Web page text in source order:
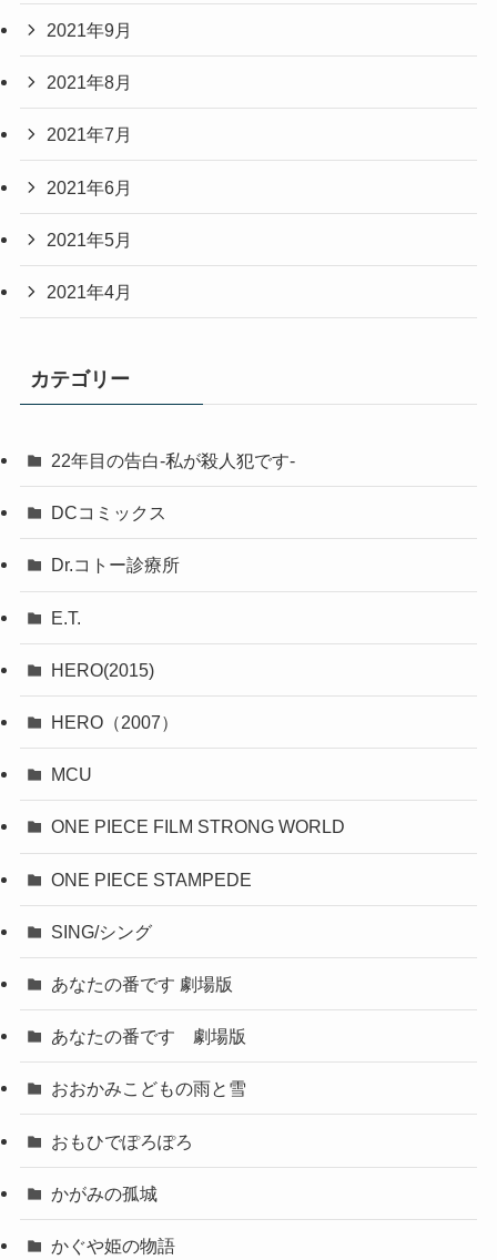
2021年9月
2021年8月
2021年7月
2021年6月
2021年5月
2021年4月
カテゴリー
22年目の告白-私が殺人犯です-
DCコミックス
Dr.コトー診療所
E.T.
HERO(2015)
HERO（2007）
MCU
ONE PIECE FILM STRONG WORLD
ONE PIECE STAMPEDE
SING/シング
あなたの番です 劇場版
あなたの番です 劇場版
おおかみこどもの雨と雪
おもひでぽろぽろ
かがみの孤城
かぐや姫の物語